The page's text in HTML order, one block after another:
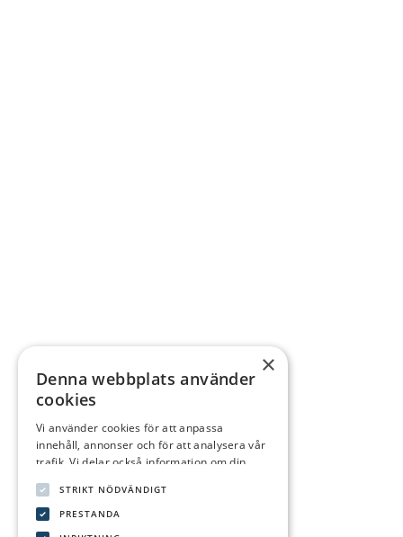
×
Denna webbplats använder
cookies
Vi använder cookies för att anpassa
innehåll, annonser och för att analysera vår
trafik. Vi delar också information om din
reklam- och analyspartners som kan
kombinera den med annan information som
du har tillhandahållit dem eller som de har
STRIKT NÖDVÄNDIGT
PRESTANDA